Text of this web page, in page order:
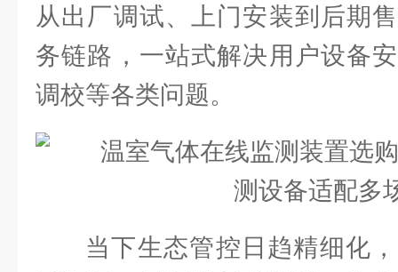
从出厂调试、上门安装到后期
务链路，一站式解决用户设备
调校等各类问题。
当下生态管控日趋精细化